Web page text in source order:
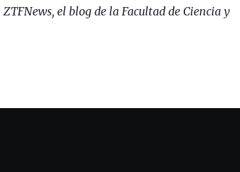
el blog de la Facultad de Ciencia y